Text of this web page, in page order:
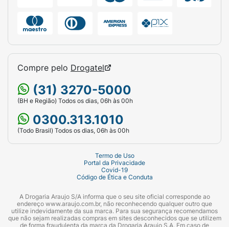
Compre pelo Drogatel
(31) 3270-5000
(BH e Região) Todos os dias, 06h às 00h
0300.313.1010
(Todo Brasil) Todos os dias, 06h às 00h
Termo de Uso
Portal da Privacidade
Covid-19
Código de Ética e Conduta
A Drogaria Araujo S/A informa que o seu site oficial corresponde ao
endereço www.araujo.com.br, não reconhecendo qualquer outro que
utilize indevidamente da sua marca. Para sua segurança recomendamos
que não sejam realizadas compras em sites desconhecidos que se utilizem
de forma fraudulenta da marca da Drogaria Araujo S.A. Em caso de